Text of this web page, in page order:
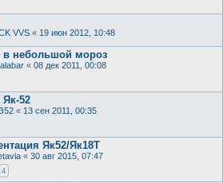
VVS « 19 июн 2012, 10:48
в небольшой мороз
« 08 дек 2011, 00:08
Як-52
« 13 сен 2011, 00:35
Як52/Як18Т
« 30 авг 2015, 07:47
4